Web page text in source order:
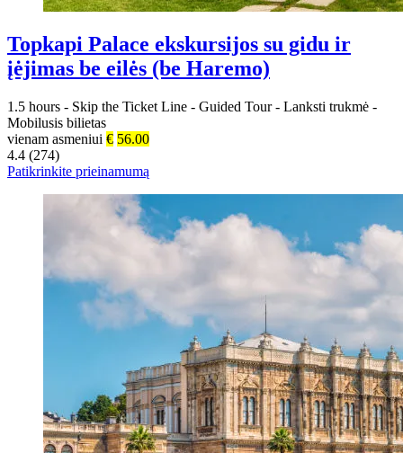
Topkapi Palace ekskursijos su gidu ir
įėjimas be eilės (be Haremo)
1.5 hours - Skip the Ticket Line - Guided Tour - Lanksti trukmė -
Mobilusis bilietas
vienam asmeniui € 56.00
4.4 (274)
Patikrinkite prieinamumą